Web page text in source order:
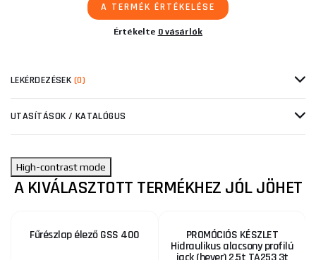
A TERMÉK ÉRTÉKELÉSE
Értékelte 0 vásárlók
LEKÉRDEZÉSEK (0)
UTASÍTÁSOK / KATALÓGUS
High-contrast mode
A KIVÁLASZTOTT TERMÉKHEZ JÓL JÖHET
Fűrészlap élező GSS 400 PROMÓCIÓS KÉSZLET
Hidraulikus alacsony profilú